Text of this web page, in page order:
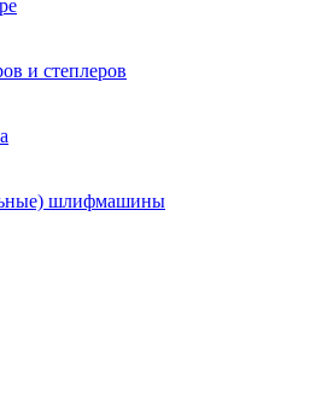
и степлеров
шлифмашины